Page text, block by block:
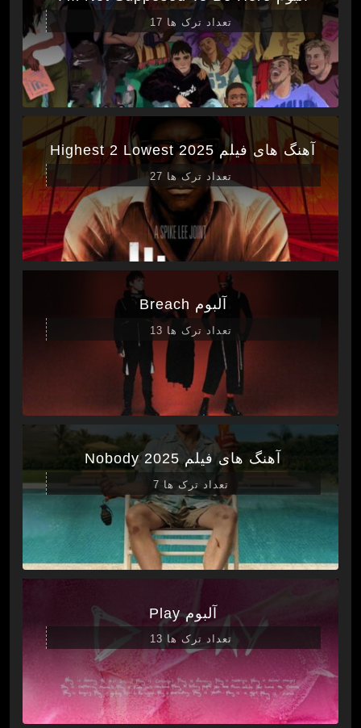
تعداد ترک ها 17
آهنگ های فیلم Highest 2 Lowest 2025
تعداد ترک ها 27
آلبوم Breach
تعداد ترک ها 13
آهنگ های فیلم Nobody 2025
تعداد ترک ها 7
آلبوم Play
تعداد ترک ها 13